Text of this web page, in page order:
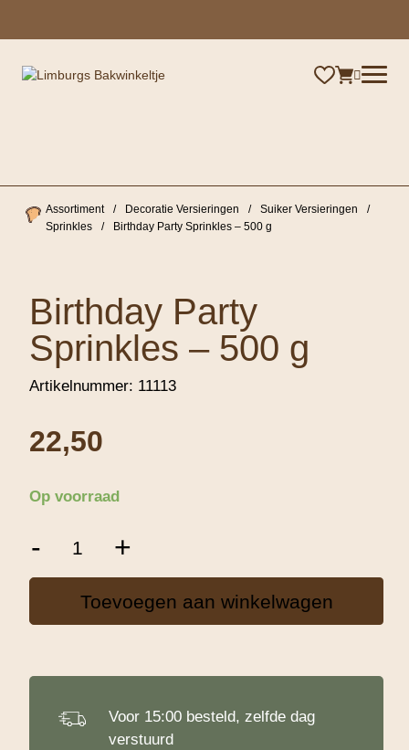
Assortiment / Decoratie Versieringen / Suiker Versieringen
/
Sprinkles
/ Birthday Party Sprinkles – 500 g
Birthday Party
Sprinkles – 500 g
Artikelnummer: 11113
22,50
Op voorraad
-
-
g
+
Toevoegen aan winkelwagen
Voor 15:00 besteld, zelfde dag
verstuurd